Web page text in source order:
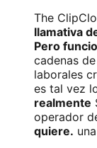
The
llamativa
Pero
cadenas
laborales
es tal vez
realmente
operador
quiere.